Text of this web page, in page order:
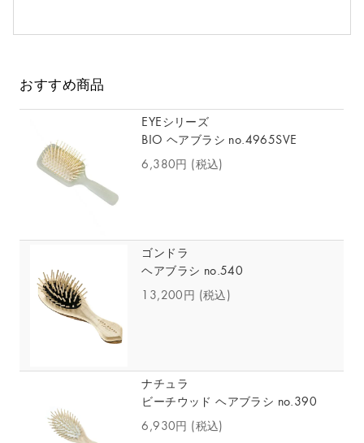
おすすめ商品
EYEシリーズ
BIO ヘアブラシ no.4965SVE
6,380円 (税込)
ゴンドラ
ヘアブラシ no.540
13,200円 (税込)
ナチュラ
ビーチウッド ヘアブラシ no.390
6,930円 (税込)